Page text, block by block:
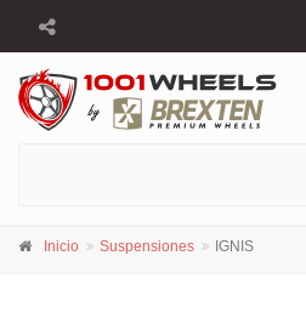
Inicio Suspensiones IGNIS